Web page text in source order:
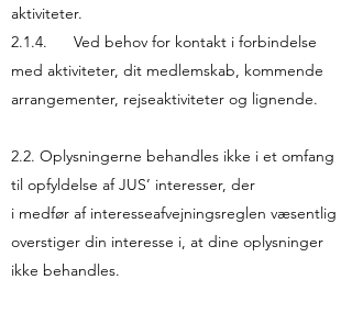
aktiviteter.
2.1.4. Ved behov for kontakt i forbindelse
med aktiviteter, dit medlemskab, kommende
arrangementer, rejseaktiviteter og lignende.
2.2. Oplysningerne behandles ikke i et omfang
til opfyldelse af JUS’ interesser, der
i medfør af interesseafvejningsreglen væsentlig
overstiger din interesse i, at dine oplysninger
ikke behandles.